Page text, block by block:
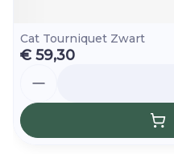
Cat Tourniquet Zwart
€ 59,30